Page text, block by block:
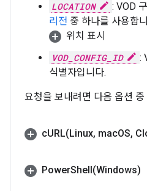
LOCATION
: VOD
리전 중 하나를 사용합
위치 표시
VOD_CONFIG_ID
:
식별자입니다.
요청을 보내려면 다음 옵션
cURL(Linux, macOS,
PowerShell(Windows)